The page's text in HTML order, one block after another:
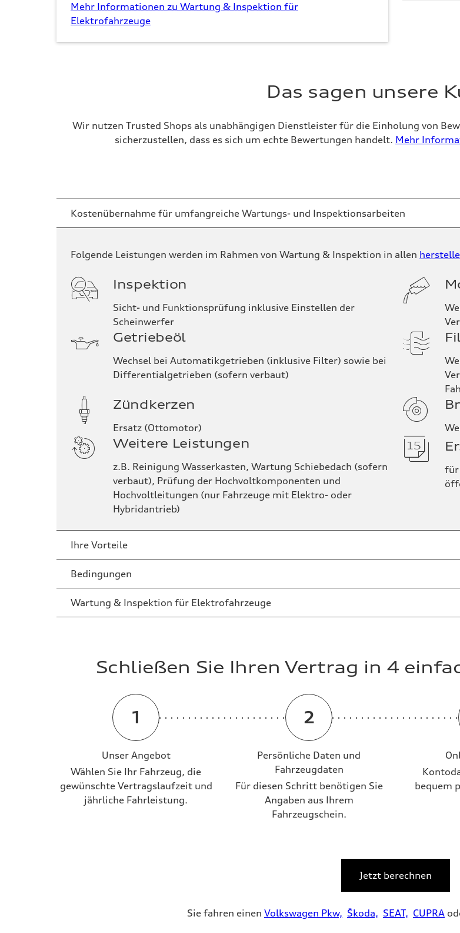
Mehr Informationen zu Wartung & Inspektion für
Elektrofahrzeuge
Das sagen unsere
Wir nutzen Trusted Shops als unabhängigen Dienstleister für die Einholung von
sicherzustellen, dass es sich um echte Bewertungen handelt. Mehr
Kostenübernahme für umfangreiche Wartungs- und Inspektionsarbeiten
Folgende Leistungen werden im Rahmen von Wartung & Inspektion in allen
Inspektion
Sicht- und Funktionsprüfung inklusive Einstellen der
Scheinwerfer
Getriebeöl
Wechsel bei Automatikgetrieben (inklusive Filter) sowie bei
Differentialgetrieben (sofern verbaut)
Zündkerzen
Ersatz (Ottomotor)
Weitere Leistungen
z.B. Reinigung Wasserkasten, Wartung Schiebedach (sofern
verbaut), Prüfung der Hochvoltkomponenten und
Hochvoltleitungen (nur Fahrzeuge mit Elektro- oder
Hybridantrieb)
für
Ihre Vorteile
Geringe, konstante Monatsbeiträge
Keine Obergrenze
fachgerechten Wartungs- und Inspektionsarbeiten
Ersatzmobilität
Sicherheit und zum Werterhalt Ihres Fahrzeuges
Bedingungen
bar gekaufte oder finanzierte Fahrzeuge
Privatkund_innen
Wartung & Inspektion für Elektrofahrzeuge
Jetzt berechnen
Schließen Sie Ihren Vertrag in 4
Unser Angebot
Wählen Sie Ihr Fahrzeug, die
gewünschte Vertragslaufzeit und
jährliche Fahrleistung.
Persönliche Daten und
Fahrzeugdaten
Für diesen Schritt benötigen Sie
Angaben aus Ihrem
Fahrzeugschein.
bequem
Jetzt berechnen
Sie fahren einen Volkswagen Pkw, Škoda, SEAT, CUPRA